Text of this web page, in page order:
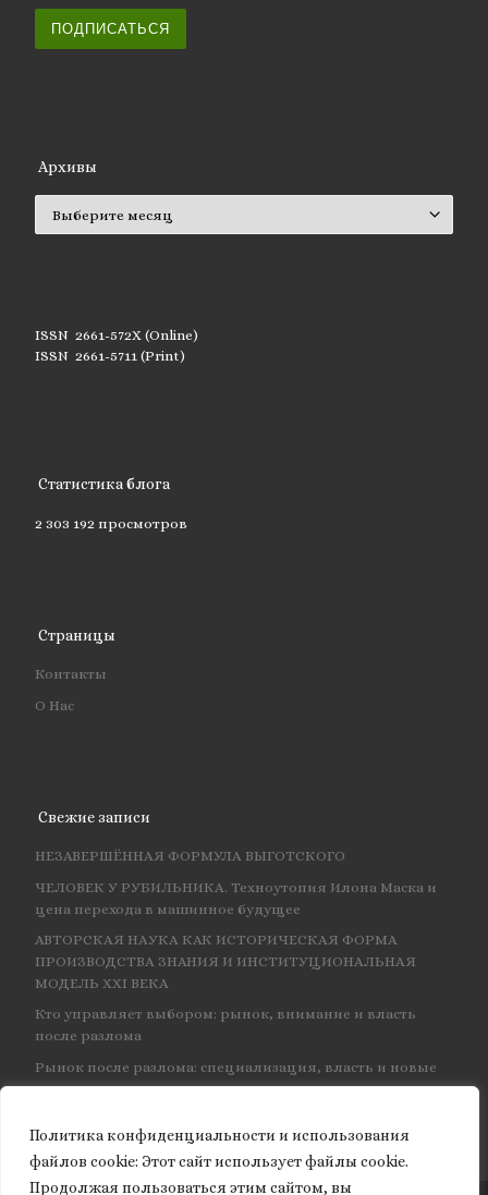
Политика конфиденциальности и использования
файлов сookie: Этот сайт использует файлы cookie.
Продолжая пользоваться этим сайтом, вы
ПОДПИСАТЬСЯ
Архивы
ISSN 2661-572X (Online)
ISSN 2661-5711 (Print)
Статистика блога
2 303 192 просмотров
Страницы
Контакты
О Нас
Свежие записи
НЕЗАВЕРШЁННАЯ ФОРМУЛА ВЫГОТСКОГО
ЧЕЛОВЕК У РУБИЛЬНИКА. Техноутопия Илона Маска и
цена перехода в машинное будущее
АВТОРСКАЯ НАУКА КАК ИСТОРИЧЕСКАЯ ФОРМА
ПРОИЗВОДСТВА ЗНАНИЯ И ИНСТИТУЦИОНАЛЬНАЯ
МОДЕЛЬ XXI ВЕКА
Кто управляет выбором: рынок, внимание и власть
после разлома
Рынок после разлома: специализация, власть и новые
центры влияния